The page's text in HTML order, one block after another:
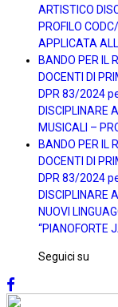
ARTISTICO
PROFILO
APPLICATA
BANDO PER IL
DOCENTI DI
DPR 83/2024
DISCIPLINARE
MUSICALI –
BANDO PER IL
DOCENTI DI
DPR 83/2024
DISCIPLINARE
NUOVI
“PIANOFORTE
Seguici su